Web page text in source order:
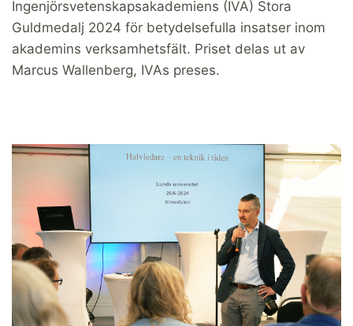
Ingenjörsvetenskapsakademiens (IVA) Stora
Guldmedalj 2024 för betydelsefulla insatser inom
akademins verksamhetsfält. Priset delas ut av
Marcus Wallenberg, IVAs preses.